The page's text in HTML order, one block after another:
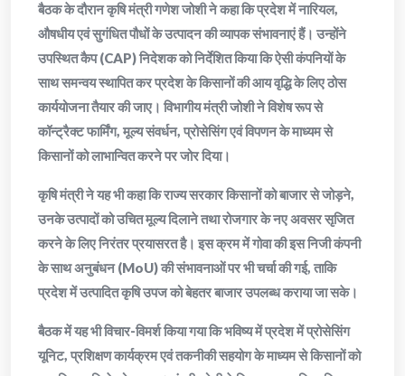
बैठक के दौरान कृषि मंत्री गणेश जोशी ने कहा कि प्रदेश में नारियल,
औषधीय एवं सुगंधित पौधों के उत्पादन की व्यापक संभावनाएं हैं। उन्होंने
उपस्थित कैप (CAP) निदेशक को निर्देशित किया कि ऐसी कंपनियों के
साथ समन्वय स्थापित कर प्रदेश के किसानों की आय वृद्धि के लिए ठोस
कार्ययोजना तैयार की जाए। विभागीय मंत्री जोशी ने विशेष रूप से
कॉन्ट्रैक्ट फार्मिंग, मूल्य संवर्धन, प्रोसेसिंग एवं विपणन के माध्यम से
किसानों को लाभान्वित करने पर जोर दिया।
कृषि मंत्री ने यह भी कहा कि राज्य सरकार किसानों को बाजार से जोड़ने,
उनके उत्पादों को उचित मूल्य दिलाने तथा रोजगार के नए अवसर सृजित
करने के लिए निरंतर प्रयासरत है। इस क्रम में गोवा की इस निजी कंपनी
के साथ अनुबंधन (MoU) की संभावनाओं पर भी चर्चा की गई, ताकि
प्रदेश में उत्पादित कृषि उपज को बेहतर बाजार उपलब्ध कराया जा सके।
बैठक में यह भी विचार-विमर्श किया गया कि भविष्य में प्रदेश में प्रोसेसिंग
यूनिट, प्रशिक्षण कार्यक्रम एवं तकनीकी सहयोग के माध्यम से किसानों को